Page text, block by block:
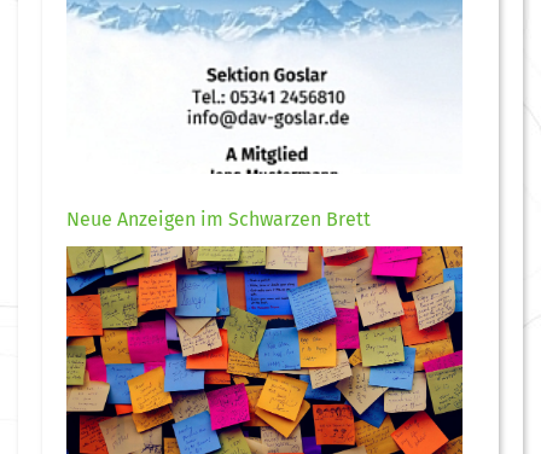
Neue Anzeigen im Schwarzen Brett